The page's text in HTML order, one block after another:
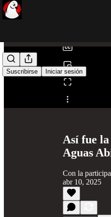
Suscribirse Iniciar sesión
Compartir
Así fue
Aguas
Con la
abr 10, 2025